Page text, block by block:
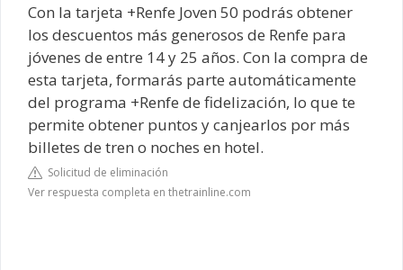
Con la tarjeta +Renfe Joven 50 podrás obtener
los descuentos más generosos de Renfe para
jóvenes de entre 14 y 25 años. Con la compra de
esta tarjeta, formarás parte automáticamente
del programa +Renfe de fidelización, lo que te
permite obtener puntos y canjearlos por más
billetes de tren o noches en hotel.
Solicitud de eliminación
Ver respuesta completa en thetrainline.com